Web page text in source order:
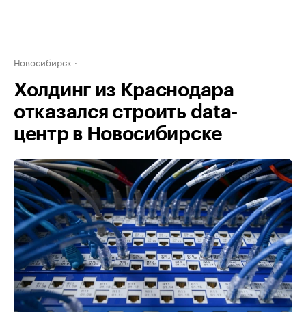
Новосибирск
Холдинг из Краснодара
отказался строить data-
центр в Новосибирске